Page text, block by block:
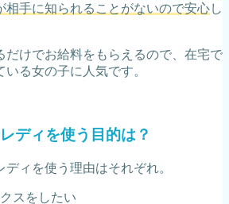
相手に知られることがないので安心し
だけでお給料をもらえるので、在宅で
る女の子に人気です。
ディを使う目的は？
ィを使う理由はそれぞれ。
スをしたい